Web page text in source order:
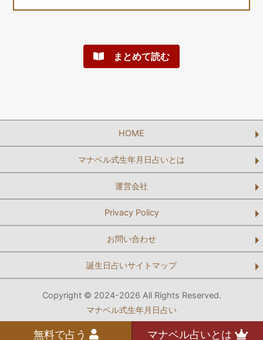
まとめて読む
HOME
マナベル式生年月日占いとは
運営会社
Privacy Policy
お問い合わせ
誕生日占いサイトマップ
Copyright © 2024-2026 All Rights Reserved.
マナベル式生年月日占い
無料で占う マナベル占いとは